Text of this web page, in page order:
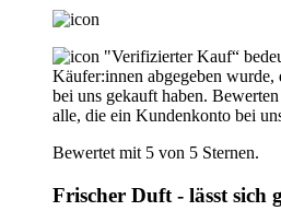
"Verifizierter Kauf“
Käufer:innen abgegeben wurde,
bei uns gekauft haben.
alle, die ein Kundenkonto bei
Bewertet mit 5 von 5 Sternen.
Frischer Duft - lässt sich